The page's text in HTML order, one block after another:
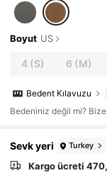
Boyut US
4 (S) 6 (M)
Bedent Kılavuzu
Bedeniniz değil mi?
Sevk yeri Turkey
Kargo ücreti